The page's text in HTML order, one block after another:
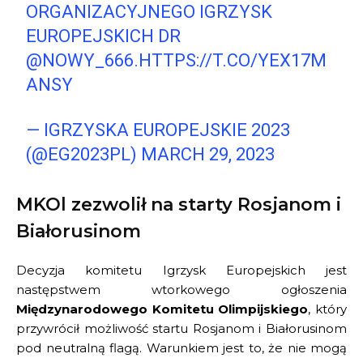
ORGANIZACYJNEGO IGRZYSK
EUROPEJSKICH DR
@NOWY_666.HTTPS://T.CO/YEX17M
ANSY
— IGRZYSKA EUROPEJSKIE 2023
(@EG2023PL) MARCH 29, 2023
MKOl zezwolił na starty Rosjanom i
Białorusinom
Decyzja komitetu Igrzysk Europejskich jest
następstwem wtorkowego ogłoszenia
Międzynarodowego Komitetu Olimpijskiego, który
przywrócił możliwość startu Rosjanom i Białorusinom
pod neutralną flagą. Warunkiem jest to, że nie mogą